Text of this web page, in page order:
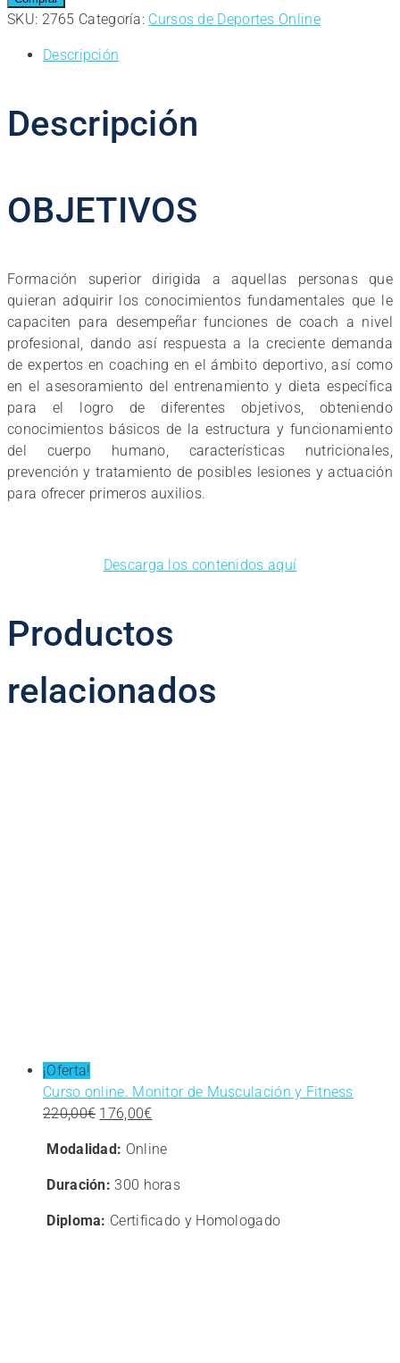
Postgrado
Monitor
Coach
SKU: 2765 Categoría: Cursos de Deportes Online
Descripción
Descripción
OBJETIVOS
Formación superior dirigida a aquellas personas que
quieran adquirir los conocimientos fundamentales que le
capaciten para desempeñar funciones de coach a nivel
profesional, dando así respuesta a la creciente demanda
de expertos en coaching en el ámbito deportivo, así como
en el asesoramiento del entrenamiento y dieta específica
para el logro de diferentes objetivos, obteniendo
conocimientos básicos de la estructura y funcionamiento
del cuerpo humano, características nutricionales,
prevención y tratamiento de posibles lesiones y actuación
para ofrecer primeros auxilios.
Descarga los contenidos aquí
Productos
relacionados
¡Oferta!
Curso online. Monitor de Musculación y Fitness
220,00€ El
original
era:
176,00€
actual
Modalidad: Online
Duración: 300 horas
Diploma: Certificado y Homologado